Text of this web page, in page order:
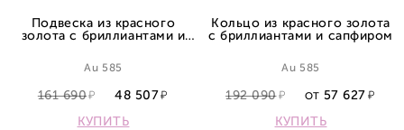
Подвеска из красного
золота с бриллиантами и
Au 585
161 690
48 507
КУПИТЬ
Кольцо из красного золота
с бриллиантами и сапфиром
Au 585
192 090 ОТ 57 627
КУПИТЬ